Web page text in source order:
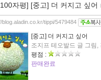
자평] [중고] 더 커지고 싶어 ｌ
blog.aladin.co.kr/tippi/5479484
[중고] 더 커지고 싶어
조지프 테오발드 글 그림
평점 :
판매완료